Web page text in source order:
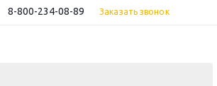
8-800-234-08-89 Заказать звонок